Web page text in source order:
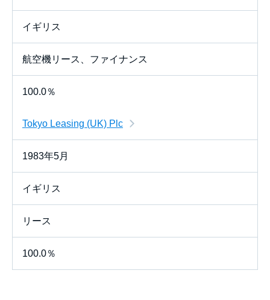
イギリス
航空機リース、ファイナンス
100.0％
Tokyo Leasing (UK) Plc
1983年5月
イギリス
リース
100.0％